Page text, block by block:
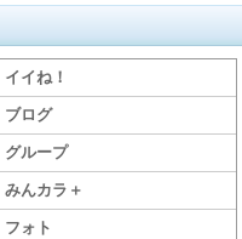
イイね！
ブログ
グループ
みんカラ＋
フォト